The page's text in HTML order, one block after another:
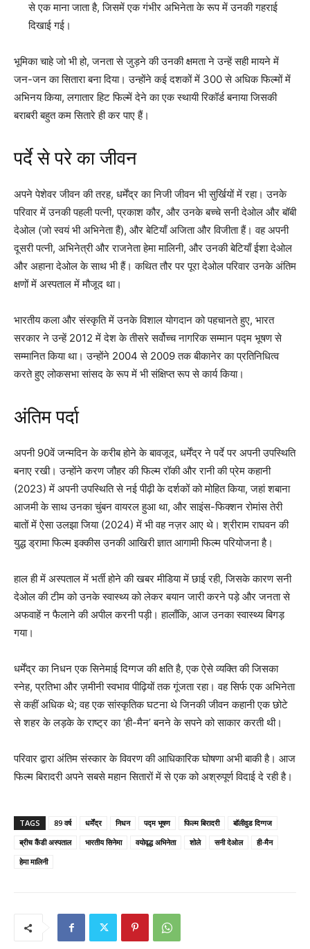
से एक माना जाता है, जिसमें एक गंभीर अभिनेता के रूप में उनकी गहराई
दिखाई गई।
भूमिका चाहे जो भी हो, जनता से जुड़ने की उनकी क्षमता ने उन्हें सही मायने में
जन-जन का सितारा बना दिया। उन्होंने कई दशकों में 300 से अधिक फिल्मों में
अभिनय किया, लगातार हिट फिल्में देने का एक स्थायी रिकॉर्ड बनाया जिसकी
बराबरी बहुत कम सितारे ही कर पाए हैं।
पर्दे से परे का जीवन
अपने पेशेवर जीवन की तरह, धर्मेंद्र का निजी जीवन भी सुर्खियों में रहा। उनके
परिवार में उनकी पहली पत्नी, प्रकाश कौर, और उनके बच्चे सनी देओल और बॉबी
देओल (जो स्वयं भी अभिनेता हैं), और बेटियाँ अजिता और विजीता हैं। वह अपनी
दूसरी पत्नी, अभिनेत्री और राजनेता हेमा मालिनी, और उनकी बेटियाँ ईशा देओल
और अहाना देओल के साथ भी हैं। कथित तौर पर पूरा देओल परिवार उनके अंतिम
क्षणों में अस्पताल में मौजूद था।
भारतीय कला और संस्कृति में उनके विशाल योगदान को पहचानते हुए, भारत
सरकार ने उन्हें 2012 में देश के तीसरे सर्वोच्च नागरिक सम्मान पद्म भूषण से
सम्मानित किया था। उन्होंने 2004 से 2009 तक बीकानेर का प्रतिनिधित्व
करते हुए लोकसभा सांसद के रूप में भी संक्षिप्त रूप से कार्य किया।
अंतिम पर्दा
अपनी 90वें जन्मदिन के करीब होने के बावजूद, धर्मेंद्र ने पर्दे पर अपनी उपस्थिति
बनाए रखी। उन्होंने करण जौहर की फिल्म रॉकी और रानी की प्रेम कहानी
(2023) में अपनी उपस्थिति से नई पीढ़ी के दर्शकों को मोहित किया, जहां शबाना
आजमी के साथ उनका चुंबन वायरल हुआ था, और साइंस-फिक्शन रोमांस तेरी
बातों में ऐसा उलझा जिया (2024) में भी वह नज़र आए थे। श्रीराम राघवन की
युद्ध ड्रामा फिल्म इक्कीस उनकी आखिरी ज्ञात आगामी फिल्म परियोजना है।
हाल ही में अस्पताल में भर्ती होने की खबर मीडिया में छाई रही, जिसके कारण सनी
देओल की टीम को उनके स्वास्थ्य को लेकर बयान जारी करने पड़े और जनता से
अफवाहें न फैलाने की अपील करनी पड़ी। हालाँकि, आज उनका स्वास्थ्य बिगड़
गया।
धर्मेंद्र का निधन एक सिनेमाई दिग्गज की क्षति है, एक ऐसे व्यक्ति की जिसका
स्नेह, प्रतिभा और ज़मीनी स्वभाव पीढ़ियों तक गूंजता रहा। वह सिर्फ एक अभिनेता
से कहीं अधिक थे; वह एक सांस्कृतिक घटना थे जिनकी जीवन कहानी एक छोटे
से शहर के लड़के के राष्ट्र का ‘ही-मैन’ बनने के सपने को साकार करती थी।
परिवार द्वारा अंतिम संस्कार के विवरण की आधिकारिक घोषणा अभी बाकी है। आज
फिल्म बिरादरी अपने सबसे महान सितारों में से एक को अश्रुपूर्ण विदाई दे रही है।
TAGS 89 वर्ष धर्मेंद्र निधन पद्म भूषण फिल्म बिरादरी
बॉलीवुड दिग्गज
ब्रीच कैंडी अस्पताल
भारतीय सिनेमा वयोवृद्ध अभिनेता शोले सनी देओल
ही-मैन
हेमा मालिनी